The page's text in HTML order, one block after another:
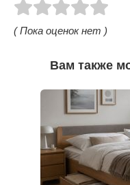
( Пока оценок нет )
Вам также